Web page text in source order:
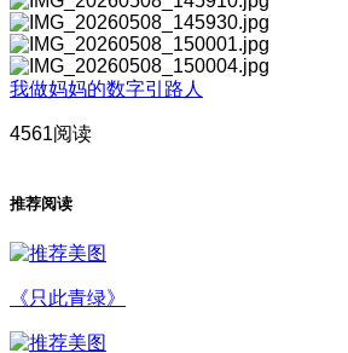
我做妈妈的数字引路人
4561阅读
推荐阅读
《只此青绿》